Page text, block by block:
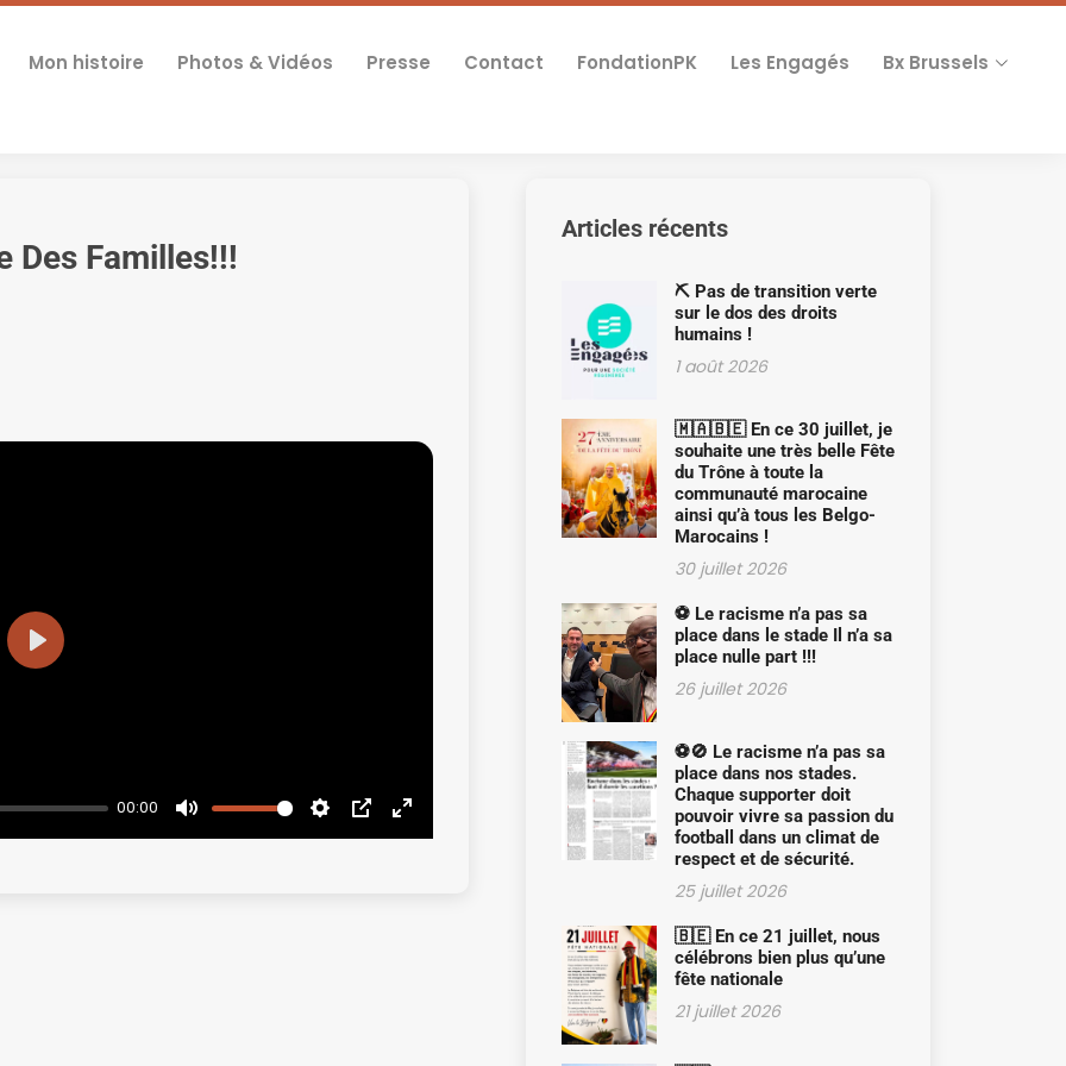
Mon histoire Photos & Vidéos Presse Contact FondationPK Les Engagés Bx Brussels
Des Familles!!!
00:00
Mute Settings
PIPEnter
Play
Articles récents
⛏️ Pas de transition verte
sur le dos des droits
humains !
1 août 2026
🇲🇦🇧🇪 En ce 30 juillet, je
souhaite une très belle Fête
du Trône à toute la
communauté marocaine
ainsi qu’à tous les Belgo-
Marocains !
30 juillet 2026
⚽ Le racisme n’a pas sa
place dans le stade Il n’a sa
place nulle part !!!
26 juillet 2026
⚽🚫 Le racisme n’a pas sa
place dans nos stades.
Chaque supporter doit
pouvoir vivre sa passion du
football dans un climat de
respect et de sécurité.
25 juillet 2026
🇧🇪 En ce 21 juillet, nous
célébrons bien plus qu’une
fête nationale
21 juillet 2026